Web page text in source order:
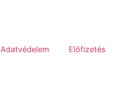
Adatvédelem Előfizetés